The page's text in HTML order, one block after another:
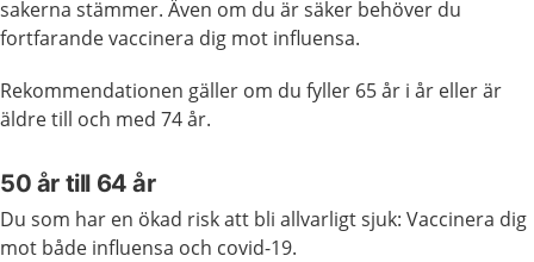
sakerna stämmer. Även om du är säker behöver du
fortfarande vaccinera dig mot influensa.
Rekommendationen gäller om du fyller 65 år i år eller är
äldre till och med 74 år.
50 år till 64 år
Du som har en ökad risk att bli allvarligt sjuk: Vaccinera dig
mot både influensa och covid-19.